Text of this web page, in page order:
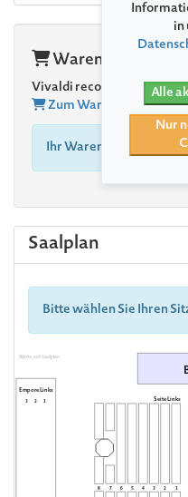
Warenkorb
Vivaldi recomposed
Zum Warenkorb
Ihr Warenkorb ist leer
Saalplan
Bitte wählen Sie Ihren
Warte auf Saalplan
Empore Links
Seite Links
3 2 1
8 7 6 5 4 3 2 1
in
Alle
Nur